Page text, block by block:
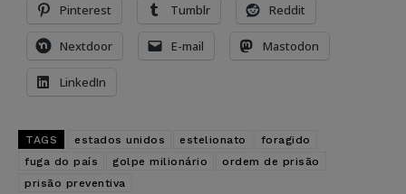
Pinterest Tumblr Reddit
Nextdoor E-mail Mastodon
LinkedIn
TAGS estados unidos estelionato
foragido
fuga do país
golpe milionário
ordem de prisão
prisão preventiva